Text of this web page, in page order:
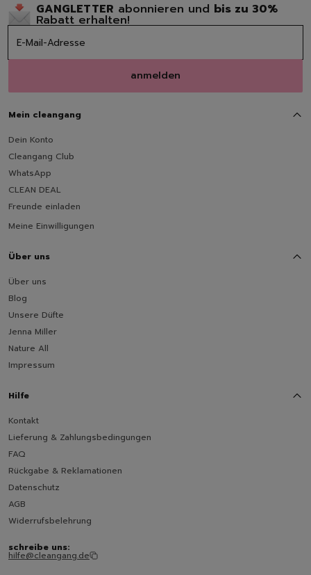
GANGLETTER abonnieren und bis zu 30%
Rabatt erhalten!
anmelden
Mein cleangang
Dein Konto
Cleangang Club
WhatsApp
CLEAN DEAL
Freunde einladen
Meine Einwilligungen
Über uns
Über uns
Blog
Unsere Düfte
Jenna Miller
Nature All
Impressum
Hilfe
Kontakt
Lieferung & Zahlungsbedingungen
FAQ
Rückgabe & Reklamationen
Datenschutz
AGB
Widerrufsbelehrung
schreibe uns:
hilfe@cleangang.de